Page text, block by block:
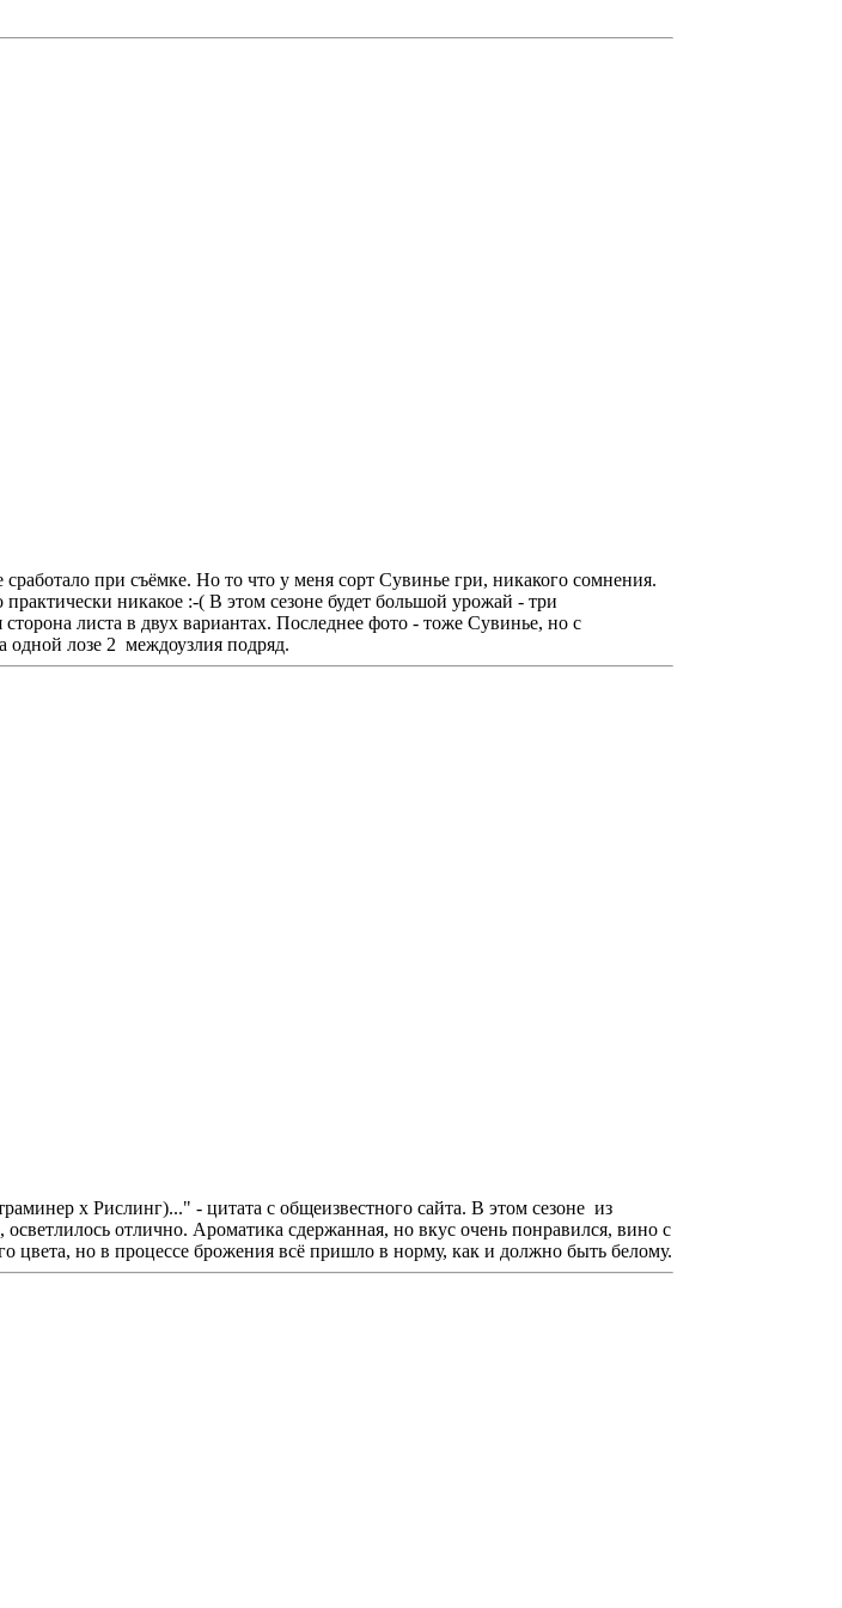
при съёмке. Но то что у меня сорт Сувинье гри, никакого сомнения.
никакое :-( В этом сезоне будет большой урожай - три
листа в двух вариантах. Последнее фото - тоже Сувинье, но с
одной лозе 2 междоузлия подряд.
х Рислинг)..." - цитата с общеизвестного сайта. В этом сезоне из
отлично. Ароматика сдержанная, но вкус очень понравился, вино с
цвета, но в процессе брожения всё пришло в норму, как и должно быть белому.